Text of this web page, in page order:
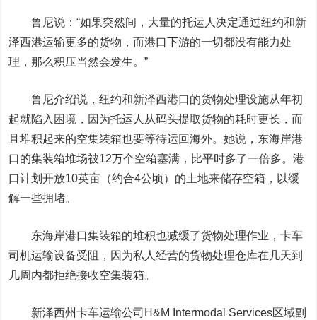
鲁尼说：“如果突然间，大量的托运人决定通过纽约和新
泽西港运输更多的货物，而港口下游的一切都没有能力处
理，那么积压当然会发生。”
鲁尼介绍说，纽约和新泽西港口的货物处理设施从年初
起就陷入困境，因为托运人从码头提取货物的耗时更长，而
且堆积起来的空集装箱也要等待运回海外。她说，东海岸港
口的集装箱堆场被12万个空箱塞满 ，比平时多了一倍多。港
口计划开放10英亩（约合4公顷）的土地来储存空箱，以缓
解一些拥堵。
东海岸港口集装箱的堆积也减缓了货物处理作业，卡车
司机运输设备受阻，因为私人经营的货物处理仓库在几天到
几周内都拒绝接收空集装箱。
新泽西州卡车运输公司H&M Intermodal Services区域副